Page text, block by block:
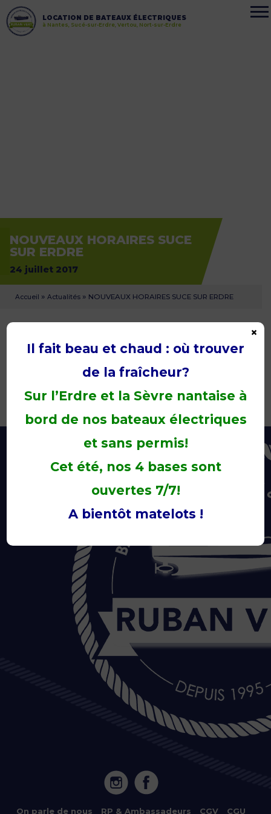
LOCATION DE BATEAUX ÉLECTRIQUES
à Nantes, Sucé-sur-Erdre, Vertou, Nort-sur-Erdre
NOUVEAUX HORAIRES SUCE
SUR ERDRE
24 juillet 2017
Accueil » Actualités » NOUVEAUX HORAIRES SUCE SUR ERDRE
A partir du 1er août, la base de Sucé sur Erdre sera
ouverte tous les jours de 10h à 19h.
On parle de nous RP & Ambassadeurs CGV CGU
Il fait beau et chaud : où trouver
de la fraîcheur?
Sur l’Erdre et la Sèvre nantaise à
bord de nos bateaux électriques
et sans permis!
Cet été, nos 4 bases sont
ouvertes 7/7!
A bientôt matelots !
×